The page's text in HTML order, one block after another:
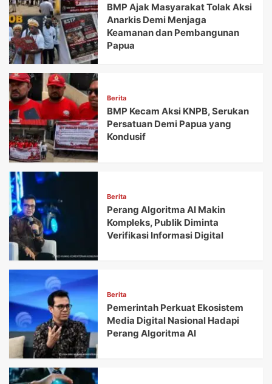
BMP Ajak Masyarakat Tolak Aksi
Anarkis Demi Menjaga
Keamanan dan Pembangunan
Papua
Berita
BMP Kecam Aksi KNPB, Serukan
Persatuan Demi Papua yang
Kondusif
Berita
Perang Algoritma AI Makin
Kompleks, Publik Diminta
Verifikasi Informasi Digital
Berita
Pemerintah Perkuat Ekosistem
Media Digital Nasional Hadapi
Perang Algoritma AI